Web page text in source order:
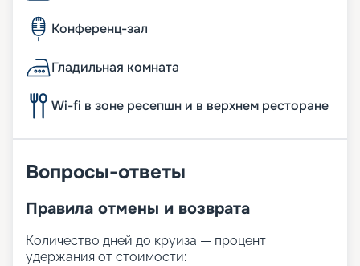
Конференц-зал
Гладильная комната
Wi-fi в зоне ресепшн и в верхнем ресторане
Вопросы-ответы
Правила отмены и возврата
Количество дней до круиза — процент
удержания от стоимости: